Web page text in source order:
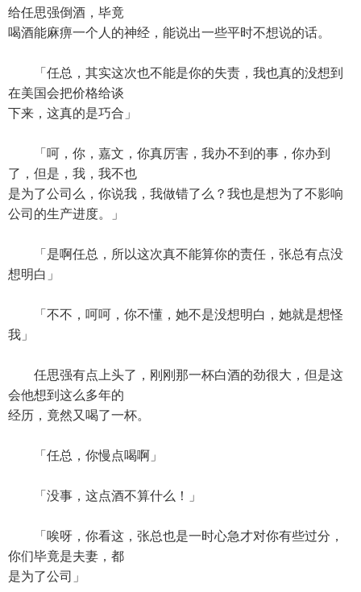
给任思强倒酒，毕竟
喝酒能麻痹一个人的神经，能说出一些平时不想说的话。
「任总，其实这次也不能是你的失责，我也真的没想到
在美国会把价格给谈
下来，这真的是巧合」
「呵，你，嘉文，你真厉害，我办不到的事，你办到
了，但是，我，我不也
是为了公司么，你说我，我做错了么？我也是想为了不影响
公司的生产进度。」
「是啊任总，所以这次真不能算你的责任，张总有点没
想明白」
「不不，呵呵，你不懂，她不是没想明白，她就是想怪
我」
任思强有点上头了，刚刚那一杯白酒的劲很大，但是这
会他想到这么多年的
经历，竟然又喝了一杯。
「任总，你慢点喝啊」
「没事，这点酒不算什么！」
「唉呀，你看这，张总也是一时心急才对你有些过分，
你们毕竟是夫妻，都
是为了公司」